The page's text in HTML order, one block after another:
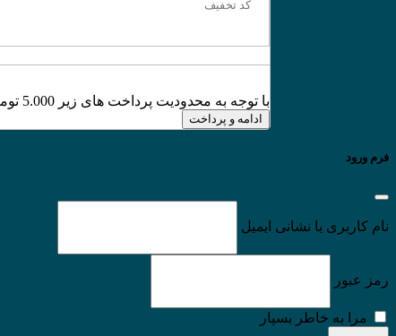
با توجه به محدودیت پرداخت های زیر 5.000 تومان، لطفا از کیف پول استفاده کنید.
ادامه و پرداخت
فرم ورود
نام کاربری یا نشانی ایمیل
رمز عبور
مرا به خاطر بسپار